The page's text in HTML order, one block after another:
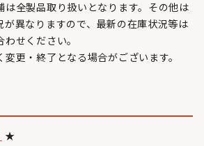
全製品取り扱いとなります。その他は
が異なりますので、最新の在庫状況等は
せください。
更・終了となる場合がございます。
★